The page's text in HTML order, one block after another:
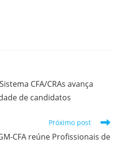
CFA/CRAs avança
de candidatos
Próximo post
CFA reúne Profissionais de